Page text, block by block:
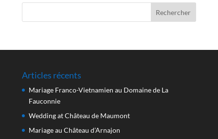
Articles récents
Mariage Franco-Vietnamien au Domaine de La
Fauconnie
Wedding at Château de Maumont
Mariage au Château d’Arnajon